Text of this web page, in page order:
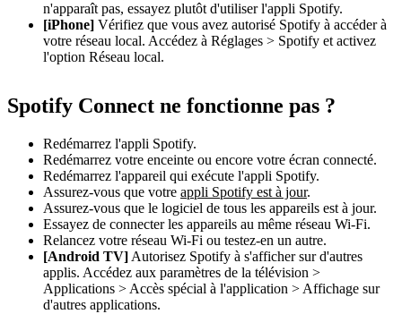
n'apparaît pas, essayez plutôt d'utiliser l'appli Spotify.
[iPhone] Vérifiez que vous avez autorisé Spotify à accéder à
votre réseau local. Accédez à Réglages > Spotify et activez
l'option Réseau local.
Spotify Connect ne fonctionne pas ?
Redémarrez l'appli Spotify.
Redémarrez votre enceinte ou encore votre écran connecté.
Redémarrez l'appareil qui exécute l'appli Spotify.
Assurez-vous que votre appli Spotify est à jour.
Assurez-vous que le logiciel de tous les appareils est à jour.
Essayez de connecter les appareils au même réseau Wi-Fi.
Relancez votre réseau Wi-Fi ou testez-en un autre.
[Android TV] Autorisez Spotify à s'afficher sur d'autres
applis. Accédez aux paramètres de la télévision >
Applications > Accès spécial à l'application > Affichage sur
d'autres applications.